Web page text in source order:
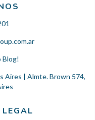
Blog!
Aires | Almte. Brown 574,